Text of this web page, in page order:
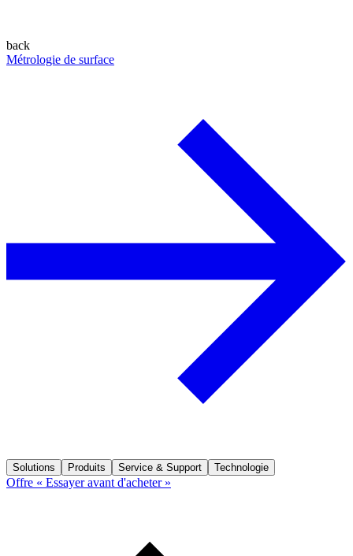
back
Métrologie de surface
Solutions Produits Service & Support Technologie
Offre « Essayer avant d'acheter »